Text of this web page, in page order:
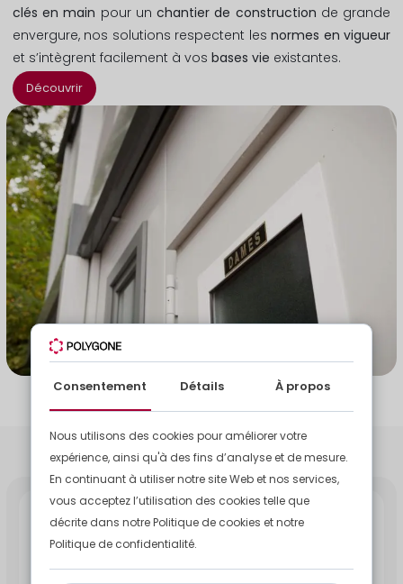
clés en main pour unchantier de construction de grande
envergure, nos solutions respectent lesnormes en vigueur
et s’intègrent facilement à vos bases vie existantes.
Découvrir
Découvrez nos solutions
modulaires d'occasion
Nous proposons également unelarge gammede
Consentement Détails À propos
Nous utilisons des cookies pour améliorer votre
expérience, ainsi qu'à des fins d’analyse et de mesure.
En continuant à utiliser notre site Web et nos services,
vous acceptez l’utilisation des cookies telle que
décrite dans notre Politique de cookies et notre
Politique de confidentialité.